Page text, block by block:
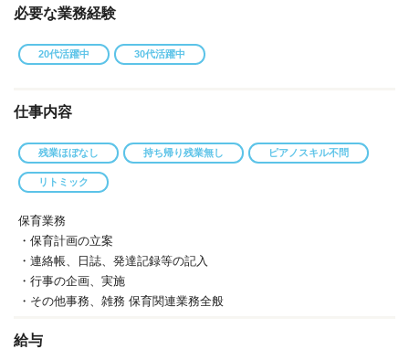
必要な業務経験
20代活躍中 30代活躍中
仕事内容
残業ほぼなし 持ち帰り残業無し ピアノスキル不問
リトミック
保育業務
・保育計画の立案
・連絡帳、日誌、発達記録等の記入
・行事の企画、実施
・その他事務、雑務 保育関連業務全般
給与